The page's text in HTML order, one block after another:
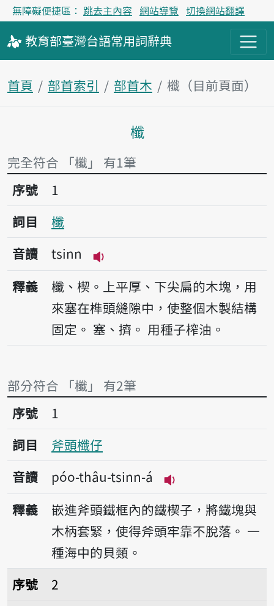
無障礙便捷區： 跳去主內容 網站導覽 切換網站翻譯
教育部臺灣台語常用詞辭典
首頁 部首索引 部首木 櫼（目前頁面）
主內容區塊
櫼
完全符合 「櫼」 有1筆
序號1櫼
序號
1
詞目
櫼
音讀
tsinn
播放音讀tsinn
釋義
櫼、楔。上平厚、下尖扁的木塊，用
來塞在榫頭縫隙中，使整個木製結構
固定。 塞、擠。 用種子榨油。
部分符合 「櫼」 有2筆
序號1斧頭櫼仔
序號
1
詞目
斧頭櫼仔
音讀
póo-thâu-tsinn-á
播放音讀póo-
釋義
嵌進斧頭鐵框內的鐵楔子，將鐵塊與
木柄套緊，使得斧頭牢靠不脫落。 一
種海中的貝類。
序號2實櫼
序號
2